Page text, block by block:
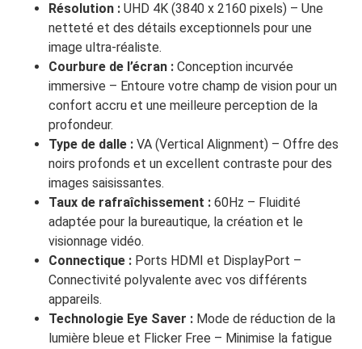
Résolution : UHD 4K (3840 x 2160 pixels) – Une
netteté et des détails exceptionnels pour une
image ultra-réaliste.
Courbure de l’écran : Conception incurvée
immersive – Entoure votre champ de vision pour un
confort accru et une meilleure perception de la
profondeur.
Type de dalle : VA (Vertical Alignment) – Offre des
noirs profonds et un excellent contraste pour des
images saisissantes.
Taux de rafraîchissement : 60Hz – Fluidité
adaptée pour la bureautique, la création et le
visionnage vidéo.
Connectique : Ports HDMI et DisplayPort –
Connectivité polyvalente avec vos différents
appareils.
Technologie Eye Saver : Mode de réduction de la
lumière bleue et Flicker Free – Minimise la fatigue